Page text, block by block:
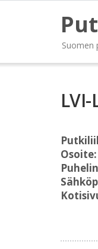
Suomen
Osoite: